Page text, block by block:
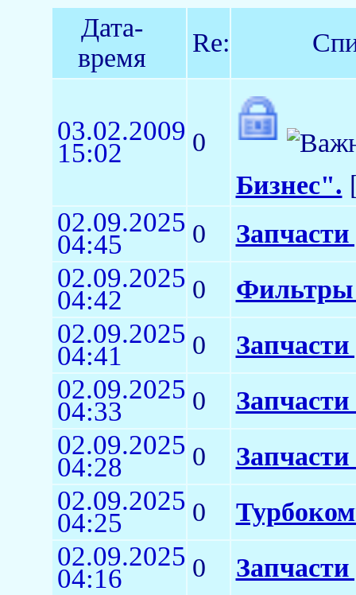
Дата-
время
Re:
03.02.2009
15:02
0
Бизнес".
02.09.2025
04:45 0
02.09.2025
04:42 0 Фильтры
02.09.2025
04:41 0 Запчасти
02.09.2025
04:33 0
02.09.2025
04:28 0 Запчасти
02.09.2025
04:25 0
02.09.2025
04:16 0